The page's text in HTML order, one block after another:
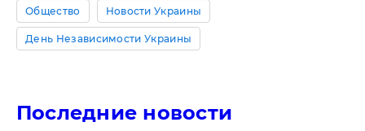
Общество Новости Украины
День Независимости Украины
Последние новости